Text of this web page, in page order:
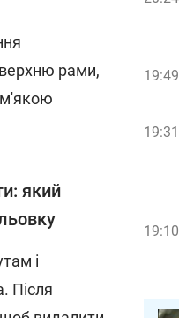
рами,
м'якою
який
і
Після
19:49
19:31
19:10